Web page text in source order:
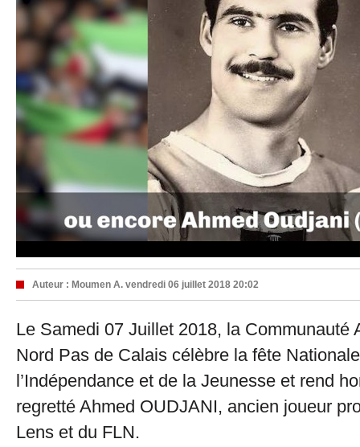
Auteur : Moumen A. vendredi 06 juillet 2018 20:02
Le Samedi 07 Juillet 2018, la Communauté
Nord Pas de Calais célèbre la fête
l’Indépendance et de la Jeunesse et rend
regretté Ahmed OUDJANI, ancien joueur
Lens et du FLN.